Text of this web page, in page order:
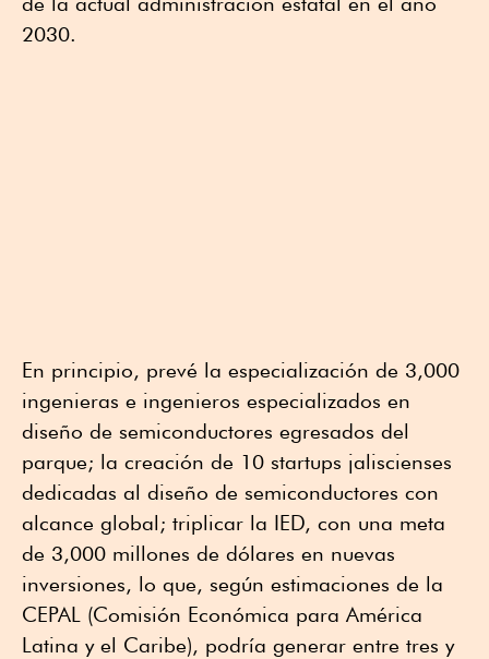
2030.
En principio, prevé la especialización de 3,000
ingenieras e ingenieros especializados en
diseño de semiconductores egresados del
parque; la creación de 10 startups jaliscienses
dedicadas al diseño de semiconductores con
alcance global; triplicar la IED, con una meta
de 3,000 millones de dólares en nuevas
inversiones, lo que, según estimaciones de la
CEPAL (Comisión Económica para América
Latina y el Caribe), podría generar entre tres y